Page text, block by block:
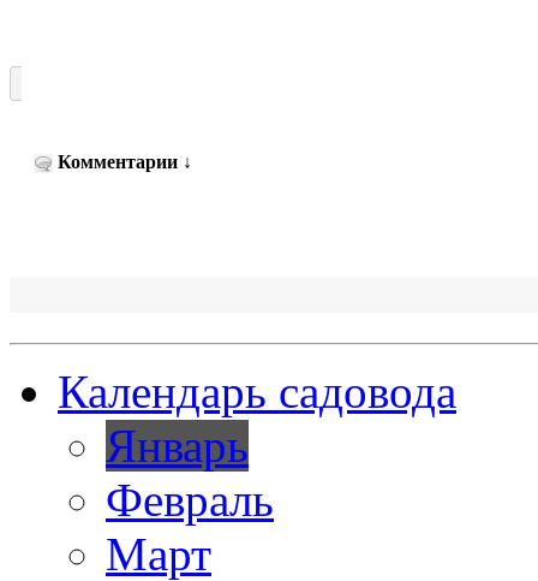
Комментарии ↓
Календарь садовода
Январь
Февраль
Март